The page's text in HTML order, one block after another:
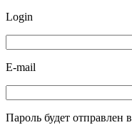
Login
E-mail
Пароль будет отправлен